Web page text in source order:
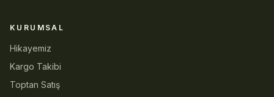
KURUMSAL
Hikayemiz
Kargo Takibi
Toptan Satış